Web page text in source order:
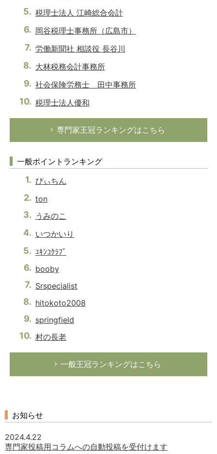
税理士法人 江崎総合会計
岡谷税理士事務所（広島市）
労働新聞社 相談役 長谷川
大林税務会計事務所
社会保険労務士 田中事務所
税理士法人優和
専門家王冠ランキングはこちら
一般ポイントランキング
ぴぃちん
ton
うみのこ
いつかいり
ﾕｷﾝｺｸﾗﾌﾞ
booby
Srspecialist
hitokoto2008
springfield
村の長老
一般王冠ランキングはこちら
お知らせ
2024.4.22
専門家投稿用コラムへの自動投稿を受付けます